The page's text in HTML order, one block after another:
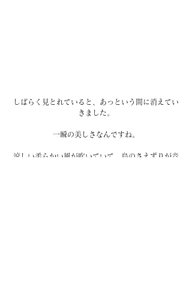
しばらく見とれていると、あっという間に消えてい
きました。
一瞬の美しさなんですね。
涼しい柔らかい風が吹いていて、鳥のさえずりが音